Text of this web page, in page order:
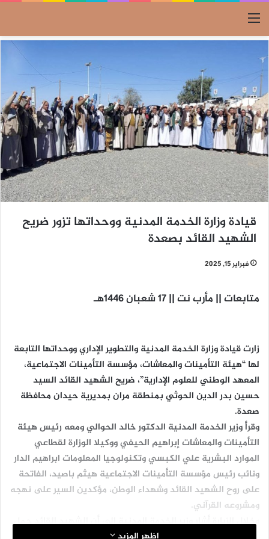
القائمة
قيادة وزارة الخدمة المدنية ووحداتها تزور ضريح
الشهيد القائد بصعدة
فبراير 15, 2025
متابعات || مأرب نت || 17 شعبان 1446ه‍ـ
زارت قيادة وزارة الخدمة المدنية والتطوير الإداري ووحداتها التابعة
لها “هيئة التأمينات والمعاشات، مؤسسة التأمينات الاجتماعية،
المعهد الوطني للعلوم الإدارية”، ضريح الشهيد القائد السيد
حسين بدر الدين الحوثي بمنطقة مران بمديرية حيدان محافظة
صعدة.
وقرأ وزير الخدمة المدنية الدكتور خالد الحوالي ومعه رئيس هيئة
التأمينات والمعاشات إبراهيم الحيفي ووكيلا الوزارة لقطاعي
الموارد البشرية علي الكبسي وتكنولوجيا المعلومات ابراهيم الدار
ونائب رئيس مؤسسة التأمينات الاجتماعية هيثم باصيد، الفاتحة
على روح الشهيد القائد وشهداء الوطن، مؤكدين السير على نهجه
ومشروعه القرآني.
وخلال الزيارة أشار وزير الخدمة المدنية إلى أن الشهيد القائد حمل
اظهر المزيد